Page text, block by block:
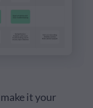
it your